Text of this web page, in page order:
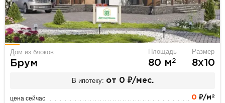
Дом из блоков
Брум
Площадь
80 м2
Размер
8х10
В ипотеку: от 0 ₽/мес.
цена сейчас 0 ₽/м 2